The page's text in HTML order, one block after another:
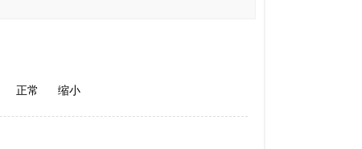
正常 缩小